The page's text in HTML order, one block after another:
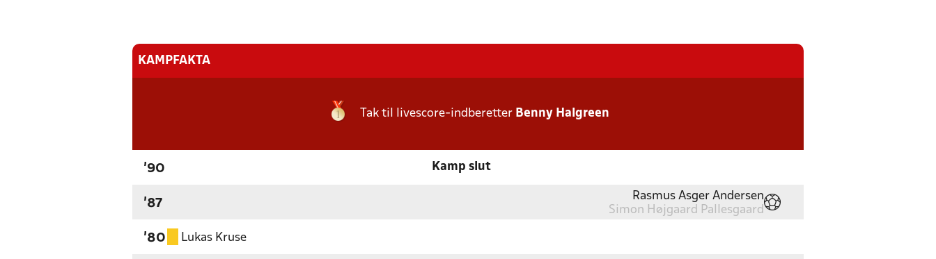
KAMPFAKTA
Tak til livescore-indberetter Benny Halgreen
'90 Kamp slut
'87
Rasmus Asger Andersen
Simon Højgaard Pallesgaard
'80 Lukas Kruse